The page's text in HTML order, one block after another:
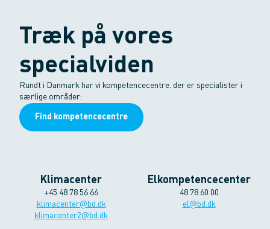
Træk på vores
specialviden
Rundt i Danmark har vi kompetencecentre. der er specialister i
særlige områder:
Find kompetencecentre
Klimacenter
+45 48 78 56 66
klimacenter@bd.dk
klimacenter2@bd.dk
Elkompetencecenter
48 78 60 00
el@bd.dk